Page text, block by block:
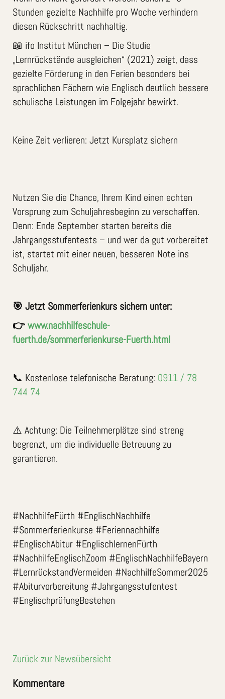
Stunden gezielte Nachhilfe pro Woche verhindern
diesen Rückschritt nachhaltig.
📖 ifo Institut München – Die Studie
„Lernrückstände ausgleichen“ (2021) zeigt, dass
gezielte Förderung in den Ferien besonders bei
sprachlichen Fächern wie Englisch deutlich bessere
schulische Leistungen im Folgejahr bewirkt.
Keine Zeit verlieren: Jetzt Kursplatz sichern
Nutzen Sie die Chance, Ihrem Kind einen echten
Vorsprung zum Schuljahresbeginn zu verschaffen.
Denn: Ende September starten bereits die
Jahrgangsstufentests – und wer da gut vorbereitet
ist, startet mit einer neuen, besseren Note ins
Schuljahr.
🎯 Jetzt Sommerferienkurs sichern unter:
👉www.nachhilfeschule-
fuerth.de/sommerferienkurse-Fuerth.html
📞 Kostenlose telefonische Beratung: 0911 / 78
744 74
⚠️ Achtung: Die Teilnehmerplätze sind streng
begrenzt, um die individuelle Betreuung zu
garantieren.
#NachhilfeFürth #EnglischNachhilfe
#Sommerferienkurse #Feriennachhilfe
#EnglischAbitur #EnglischlernenFürth
#NachhilfeEnglischZoom #EnglischNachhilfeBayern
#LernrückstandVermeiden #NachhilfeSommer2025
#Abiturvorbereitung #Jahrgangsstufentest
#EnglischprüfungBestehen
Zurück zur Newsübersicht
Kommentare